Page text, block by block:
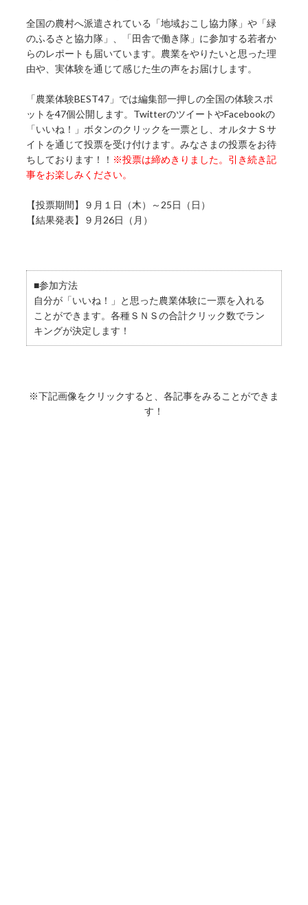
全国の農村へ派遣されている「地域おこし協力隊」や「緑
のふるさと協力隊」、「田舎で働き隊」に参加する若者か
らのレポートも届いています。農業をやりたいと思った理
由や、実体験を通じて感じた生の声をお届けします。
「農業体験BEST47」では編集部一押しの全国の体験スポ
ットを47個公開します。TwitterのツイートやFacebookの
「いいね！」ボタンのクリックを一票とし、オルタナＳサ
イトを通じて投票を受け付けます。みなさまの投票をお待
ちしております！！ ※投票は締めきりました。引き続き記
事をお楽しみください。
【投票期間】９月１日（木）～25日（日）
【結果発表】９月26日（月）
■参加方法
自分が「いいね！」と思った農業体験に一票を入れる
ことができます。各種ＳＮＳの合計クリック数でラン
キングが決定します！
※下記画像をクリックすると、各記事をみることができま
す！